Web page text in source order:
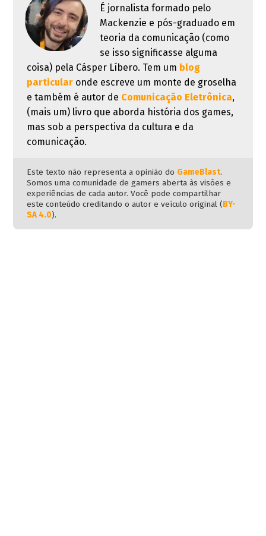
É jornalista formado pelo
Mackenzie e pós-graduado em
teoria da comunicação (como
se isso significasse alguma
coisa) pela Cásper Líbero. Tem um blog
particularonde escreve um monte de groselha
e também é autor de Comunicação Eletrônica,
(mais um) livro que aborda história dos games,
mas sob a perspectiva da cultura e da
comunicação.
Este texto não representa a opinião do GameBlast.
Somos uma comunidade de gamers aberta às visões e
experiências de cada autor. Você pode compartilhar
este conteúdo creditando o autor e veículo original (BY-
SA 4.0).